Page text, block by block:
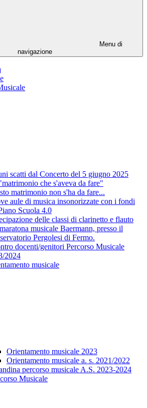
Menu di
navigazione
scatti dal Concerto del 5 giugno 2025
che s'aveva da fare"
matrimonio non s'ha da fare...
aule di musica insonorizzate con i fondi
Scuola 4.0
delle classi di clarinetto e flauto
musicale Baermann, presso il
Pergolesi di Fermo.
docenti/genitori Percorso Musicale
2024
musicale
Orientamento musicale 2023
Orientamento musicale a. s. 2021/2022
percorso musicale A.S. 2023-2024
Musicale